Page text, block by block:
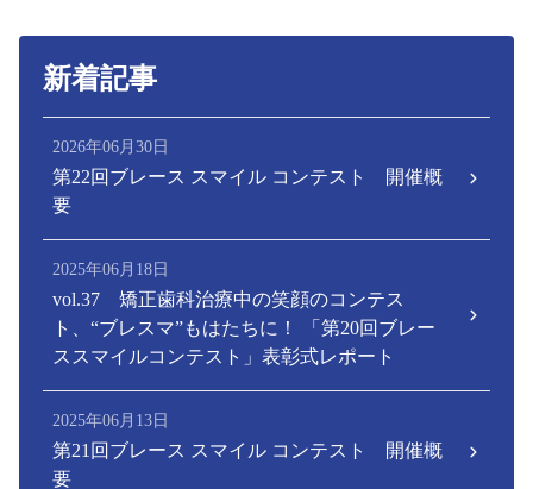
新着記事
2026年06月30日
第22回ブレース スマイル コンテスト 開催概
要
2025年06月18日
vol.37 矯正歯科治療中の笑顔のコンテス
ト、“ブレスマ”もはたちに！ 「第20回ブレー
ススマイルコンテスト」表彰式レポート
2025年06月13日
第21回ブレース スマイル コンテスト 開催概
要